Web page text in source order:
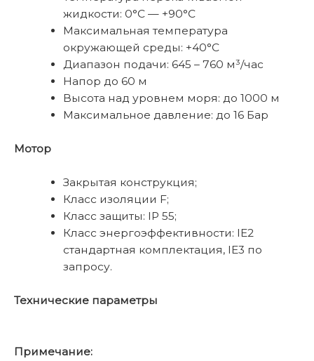
жидкости: 0°C — +90°C
Максимальная температура
окружающей среды: +40°C
Диапазон подачи: 645 – 760 м³/час
Напор до 60 м
Высота над уровнем моря: до 1000 м
Максимальное давление: до 16 Бар
Мотор
Закрытая конструкция;
Класс изоляции F;
Класс защиты: IP 55;
Класс энергоэффективности: IE2
стандартная комплектация, IE3 по
запросу.
Технические параметры
Примечание: